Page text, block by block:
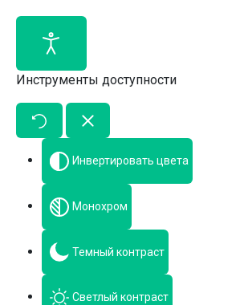
Инструменты доступности
Инвертировать цвета
Монохром
Темный контраст
Светлый контраст